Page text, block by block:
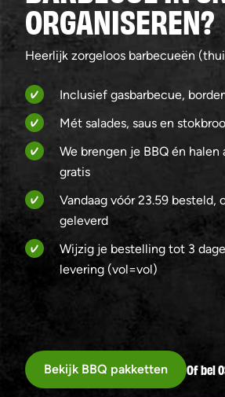
ORGANISEREN?
Heerlijk zorgeloos barbecueën
Inclusief gasbarbecue,
Mét salades, saus en
We brengen je BBQ én halen
gratis
Vandaag vóór 23.59 besteld,
geleverd
Wijzig je bestelling tot 3
levering (vol=vol)
Bekijk BBQ pakketten Of bel